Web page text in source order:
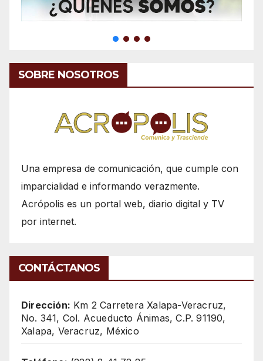
SOBRE NOSOTROS
Una empresa de comunicación, que cumple con
imparcialidad e informando verazmente.
Acrópolis es un portal web, diario digital y TV
por internet.
CONTÁCTANOS
Dirección: Km 2 Carretera Xalapa-Veracruz,
No. 341, Col. Acueducto Ánimas, C.P. 91190,
Xalapa, Veracruz, México